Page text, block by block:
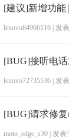
[建议]新增功能
lenovo84966116 发
[BUG]接听电
lenovo72735536 发
moto_edge_s30 发表